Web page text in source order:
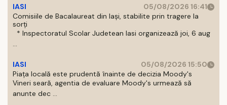
IASI
05/08/2026 16:41
Comisiile de Bacalaureat din Iași, stabilite prin tragere la
sorți
* Inspectoratul Scolar Judetean Iasi organizează joi, 6 aug
...
IASI
05/08/2026 15:50
Piața locală este prudentă înainte de decizia Moody's
Vineri seară, agentia de evaluare Moody's urmează să
anunte dec ...